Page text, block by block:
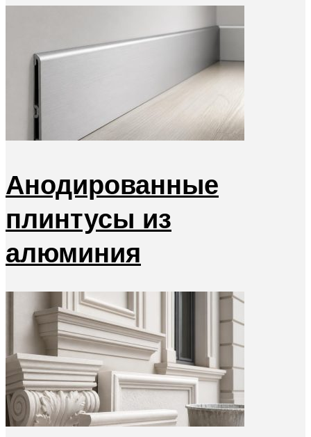
Анодированные
плинтусы из
алюминия